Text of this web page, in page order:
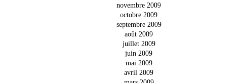
novembre 2009
octobre 2009
septembre 2009
août 2009
juillet 2009
juin 2009
mai 2009
avril 2009